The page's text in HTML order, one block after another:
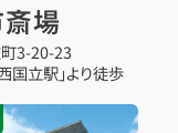
場
3-20-23
国立駅」より徒歩